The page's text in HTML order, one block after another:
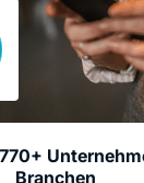
Branchen